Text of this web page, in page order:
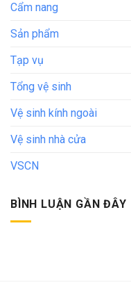
Cẩm nang
Sản phẩm
Tạp vụ
Tổng vệ sinh
Vệ sinh kính ngoài
Vệ sinh nhà cửa
VSCN
BÌNH LUẬN GẦN ĐÂY